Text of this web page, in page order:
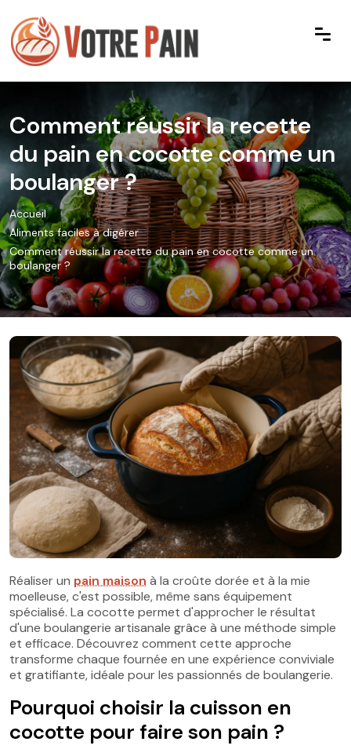
Comment réussir la recette
du pain en cocotte comme un
boulanger ?
Accueil
Aliments faciles à digérer
Comment réussir la recette du pain en cocotte comme un
boulanger ?
Réaliser un pain maison à la croûte dorée et à la mie
moelleuse, c'est possible, même sans équipement
spécialisé. La cocotte permet d'approcher le résultat
d'une boulangerie artisanale grâce à une méthode simple
et efficace. Découvrez comment cette approche
transforme chaque fournée en une expérience conviviale
et gratifiante, idéale pour les passionnés de boulangerie.
Pourquoi choisir la cuisson en
cocotte pour faire son pain ?